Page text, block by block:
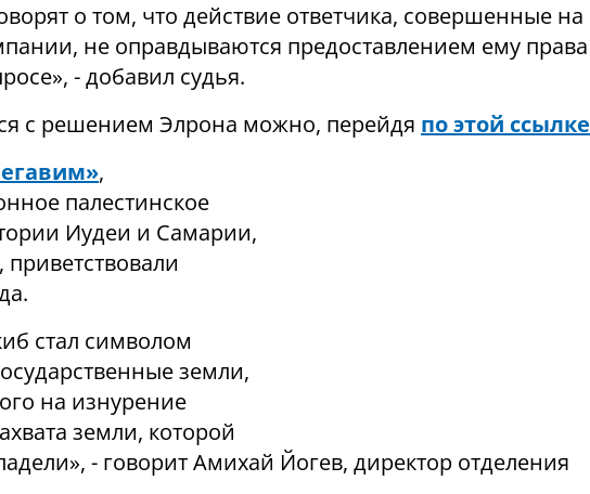
о том, что действие ответчика, совершенные на
не оправдываются предоставлением ему права
- добавил судья.
с решением Элрона можно, перейдя по этой ссылке
,
палестинское
Иудеи и Самарии,
стал символом
земли,
на изнурение
земли, которой
- говорит Амихай Йогев, директор отделения